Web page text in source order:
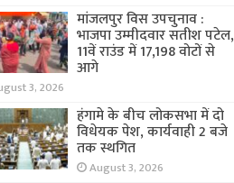
मांजलपुर विस उपचुनाव :
भाजपा उम्मीदवार सतीश पटेल,
11वें राउंड में 17,198 वोटों से
आगे
3, 2026
हंगामे के बीच लोकसभा में दो
विधेयक पेश, कार्यवाही 2 बजे
तक स्थगित
August 3, 2026